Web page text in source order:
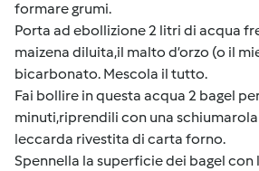
formare grumi.
Porta ad ebollizione 2 litri di acqua
maizena diluita,il malto d’orzo (o il
bicarbonato. Mescola il tutto.
Fai bollire in questa acqua 2 bagel
minuti,riprendili con una
leccarda rivestita di carta forno.
Spennella la superficie dei bagel con